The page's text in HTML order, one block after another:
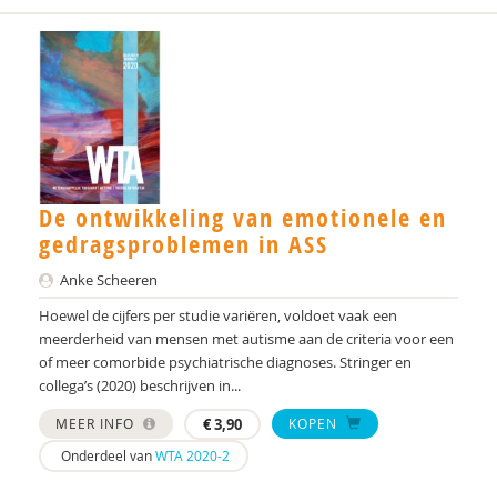
Carolien Rieffe
Els Ronsse
drs. Rosanne de Bruin
Rik Schalbroeck
Anke Scheeren
Vanja Schnetz
Jan Scholiers
Jean-Paul Selten
Bram Sizoo
Geerte Slappendel
E.A. Solodova
De ontwikkeling van emotionele en
gedragsproblemen in ASS
Anke Scheeren
Hoewel de cijfers per studie variëren, voldoet vaak een
meerderheid van mensen met autisme aan de criteria voor een
of meer comorbide psychiatrische diagnoses. Stringer en
collega’s (2020) beschrijven in...
MEER INFO €3,90
KOPEN
Onderdeel vanWTA 2020-2